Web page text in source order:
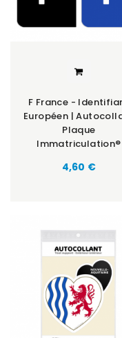
F France -
Européen |
Plaque
Immatriculation®
Prix
4,60 €